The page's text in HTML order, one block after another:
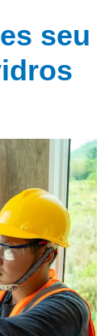
seu